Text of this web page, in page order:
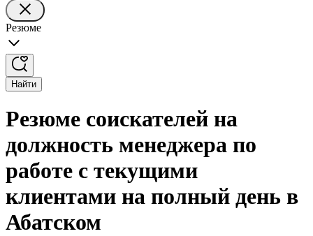
Резюме
Найти
Резюме соискателей на
должность менеджера по
работе с текущими
клиентами на полный день в
Абатском